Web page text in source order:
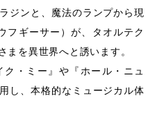
ジンと、魔法のランプから現
フギーサー）が、タオルテク
まを異世界へと誘います。
・ミー』や『ホール・ニュ
し、本格的なミュージカル体